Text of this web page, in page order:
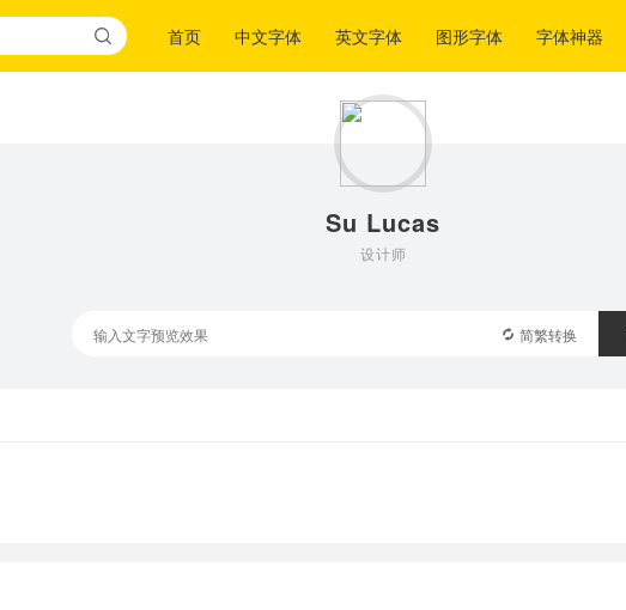
首页 中文字体 英文字体 图形字体 字体神器
Su Lucas
设计师
简繁转换